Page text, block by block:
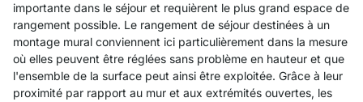
importante dans le séjour et requièrent le plus grand espace de
rangement possible. Le rangement de séjour destinées à un
montage mural conviennent ici particulièrement dans la mesure
où elles peuvent être réglées sans problème en hauteur et que
l'ensemble de la surface peut ainsi être exploitée. Grâce à leur
proximité par rapport au mur et aux extrémités ouvertes, les